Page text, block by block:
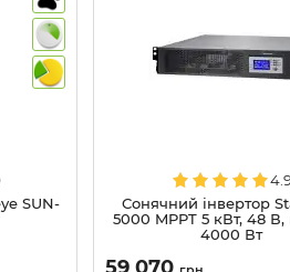
SUN-
Сонячний інвертор
5000 MPPT 5 кВт, 48 В,
4000 Вт